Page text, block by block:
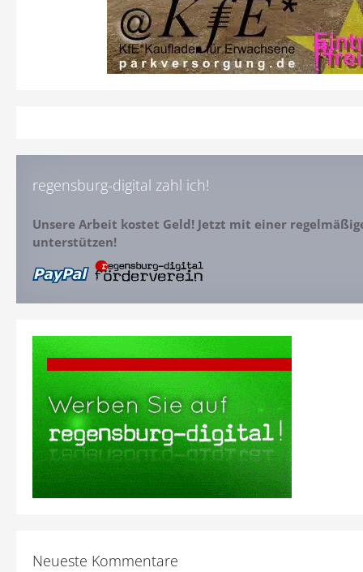
regensburg-digital zahl ich!
Unsere Arbeit kostet Geld! Jetzt mit einer
unterstützen!
Neueste Kommentare